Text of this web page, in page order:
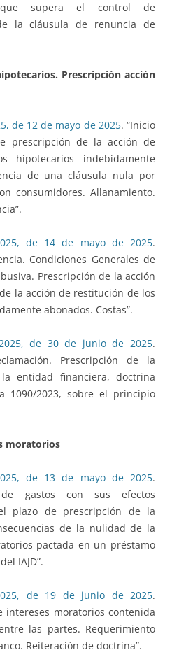
supera el control de
la cláusula de renuncia de
Prescripción acción
de 12 de mayo de 2025. “Inicio
prescripción de la acción de
hipotecarios indebidamente
de una cláusula nula por
consumidores. Allanamiento.
de 14 de mayo de 2025.
Condiciones Generales de
Prescripción de la acción
la acción de restitución de los
abonados. Costas”.
de 30 de junio de 2025.
Prescripción de la
entidad financiera, doctrina
1090/2023, sobre el principio
moratorios
de 13 de mayo de 2025.
gastos con sus efectos
plazo de prescripción de la
de la nulidad de la
pactada en un préstamo
IAJD”.
de 19 de junio de 2025.
intereses moratorios contenida
las partes. Requerimiento
Reiteración de doctrina”.